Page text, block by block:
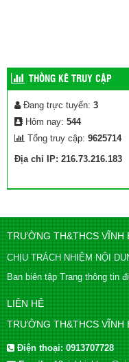
THỐNG KÊ TRUY CẬP
Đang trực tuyến: 3
Hôm nay: 544
Tổng truy cập: 9625714
Địa chỉ IP: 216.73.216.183
TRƯỜNG TH&THCS VĨNH
CHỊU TRÁCH NHIỆM NỘI
Ban biên tập Trang thông tin
LIÊN HỆ
TRƯỜNG TH&THCS VĨNH
Điện thoại:0913707728